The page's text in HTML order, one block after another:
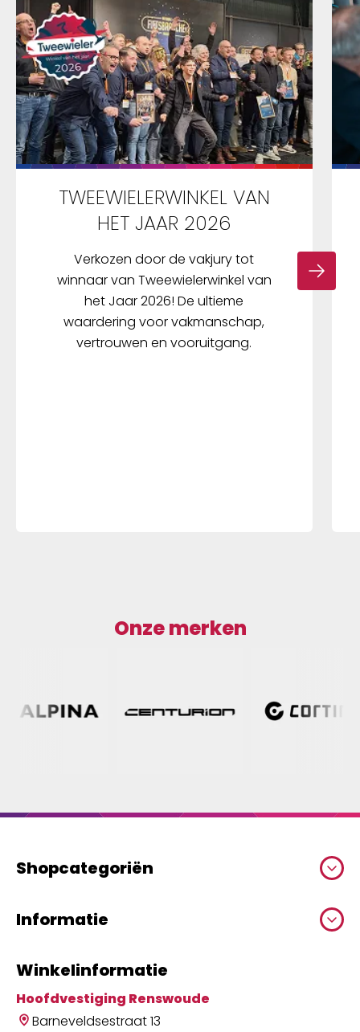
TWEEWIELERWINKEL VAN
HET JAAR 2026
Verkozen door de vakjury tot
winnaar van Tweewielerwinkel van
het Jaar 2026! De ultieme
waardering voor vakmanschap,
vertrouwen en vooruitgang.
Onze merken
Shopcategoriën
Informatie
Winkelinformatie
Hoofdvestiging Renswoude
Barneveldsestraat 13